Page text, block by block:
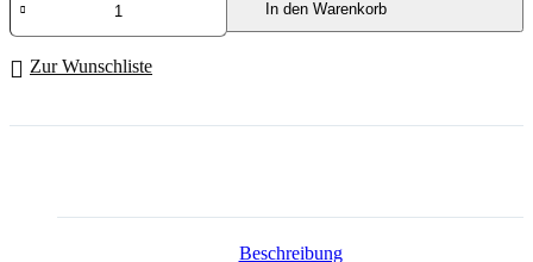
Touch
Metall
Kugelschreiber
mit
"MHX"
In den Warenkorb
Zur Wunschliste
Beschreibung